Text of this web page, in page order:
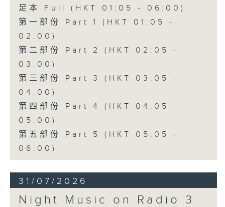
足本 Full (HKT 01:05 - 06:00)
第一部份 Part 1 (HKT 01:05 -
02:00)
第二部份 Part 2 (HKT 02:05 -
03:00)
第三部份 Part 3 (HKT 03:05 -
04:00)
第四部份 Part 4 (HKT 04:05 -
05:00)
第五部份 Part 5 (HKT 05:05 -
06:00)
31/07/2026
Night Music on Radio 3